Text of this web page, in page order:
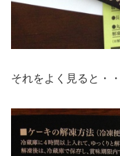
それをよく見ると・・